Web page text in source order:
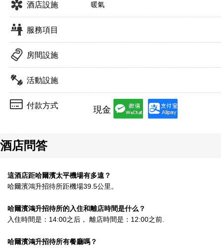
酒店設施 暖氣
服務項目
房間設施
活動設施
付款方式 現金
酒店問答
這酒店距哈爾濱太平機場有多遠？
哈爾濱鴻升招待所距機場39.5公里。
哈爾濱鴻升招待所的入住和離店時間是什么？
入住時間是：14:00之后， 離店時間是：12:00之前.
哈爾濱鴻升招待所有餐廳嗎？